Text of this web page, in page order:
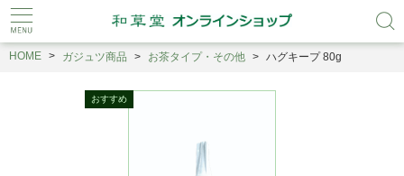
HOME ガジュツ商品 お茶タイプ・その他 ハグキープ 80g